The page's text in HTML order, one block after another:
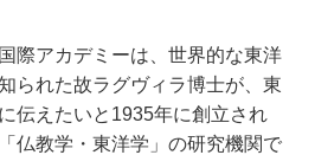
際アカデミーは、世界的な東洋
られた故ラグヴィラ博士が、東
伝えたいと1935年に創立され
仏教学・東洋学」の研究機関で